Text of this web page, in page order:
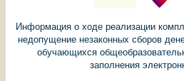
Информация о ходе реализации
недопущение незаконных сборов
обучающихся
заполнения